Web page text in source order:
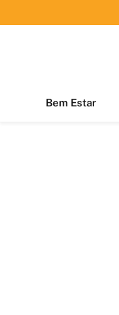
Bem Estar